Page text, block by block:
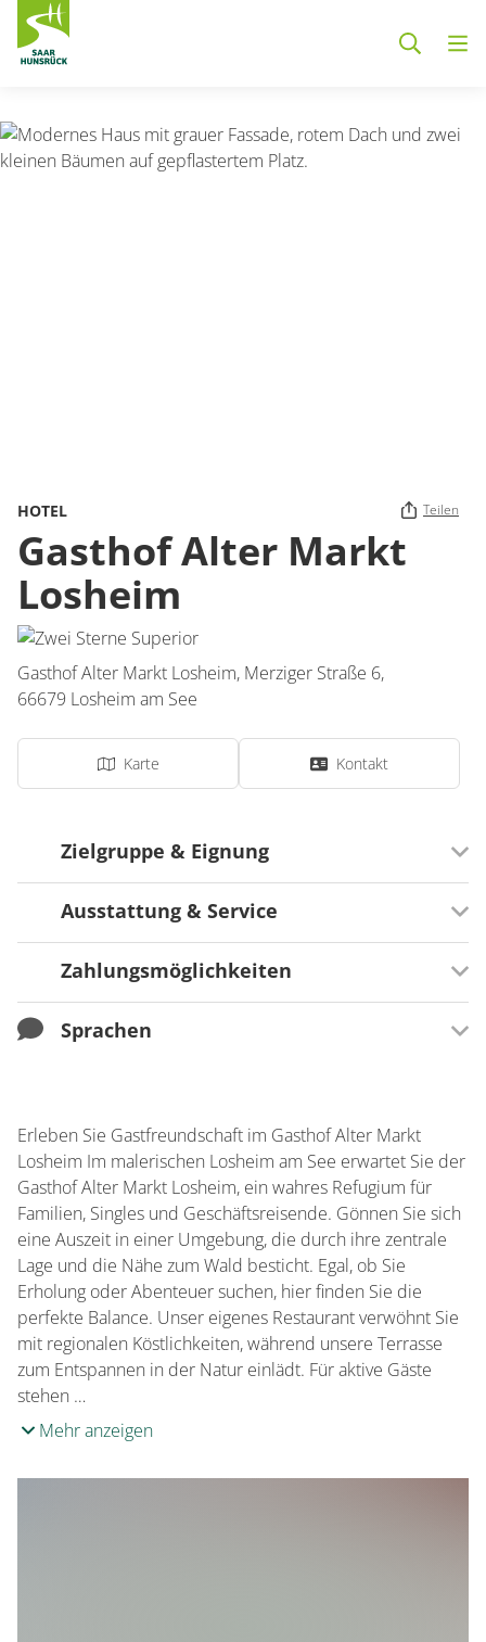
HOTEL Teilen
Gasthof Alter Markt
Losheim
Gasthof Alter Markt Losheim, Merziger Straße 6,
66679 Losheim am See
Karte Kontakt
Zielgruppe & Eignung
Ausrichtung
Für Senioren besonders geeignet
Für Familien besonders geeignet
Ausstattung & Service
Besondere Lage
Seenähe bis 500m
Zahlungsmöglichkeiten
Zahlungsmöglichkeiten
Sprachen
Französisch
Spanisch
Erleben Sie Gastfreundschaft im Gasthof Alter Markt
Losheim Im malerischen Losheim am See erwartet Sie der
Gasthof Alter Markt Losheim, ein wahres Refugium für
Familien, Singles und Geschäftsreisende. Gönnen Sie sich
eine Auszeit in einer Umgebung, die durch ihre zentrale
Lage und die Nähe zum Wald besticht. Egal, ob Sie
Erholung oder Abenteuer suchen, hier finden Sie die
perfekte Balance. Unser eigenes Restaurant verwöhnt Sie
mit regionalen Köstlichkeiten, während unsere Terrasse
zum Entspannen in der Natur einlädt. Für aktive Gäste
stehen …
Mehr anzeigen